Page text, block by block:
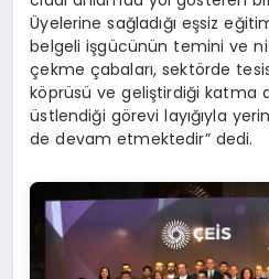
Üyelerine sağladığı eşsiz
belgeli işgücünün temini ve
çekme çabaları, sektörde
köprüsü ve geliştirdiği katma
üstlendiği görevi layığıyla
de devam etmektedir” dedi.